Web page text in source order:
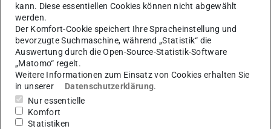
Thema der Dissertation: „How the Governed Claim
Agency. Organized Working Children in Global Child
Rights Governance"
Ort: S3|13 Raum 16 (Residenzschloss)
kann. Diese essentiellen Cookies können nicht abgewählt
werden.
Der Komfort-Cookie speichert Ihre Spracheinstellung und
bevorzugte Suchmaschine, während „Statistik“ die
Auswertung durch die Open-Source-Statistik-Software
„Matomo“ regelt.
Weitere Informationen zum Einsatz von Cookies erhalten Sie
in unserer
Datenschutzerklärung.
Nur essentielle
Komfort
Statistiken